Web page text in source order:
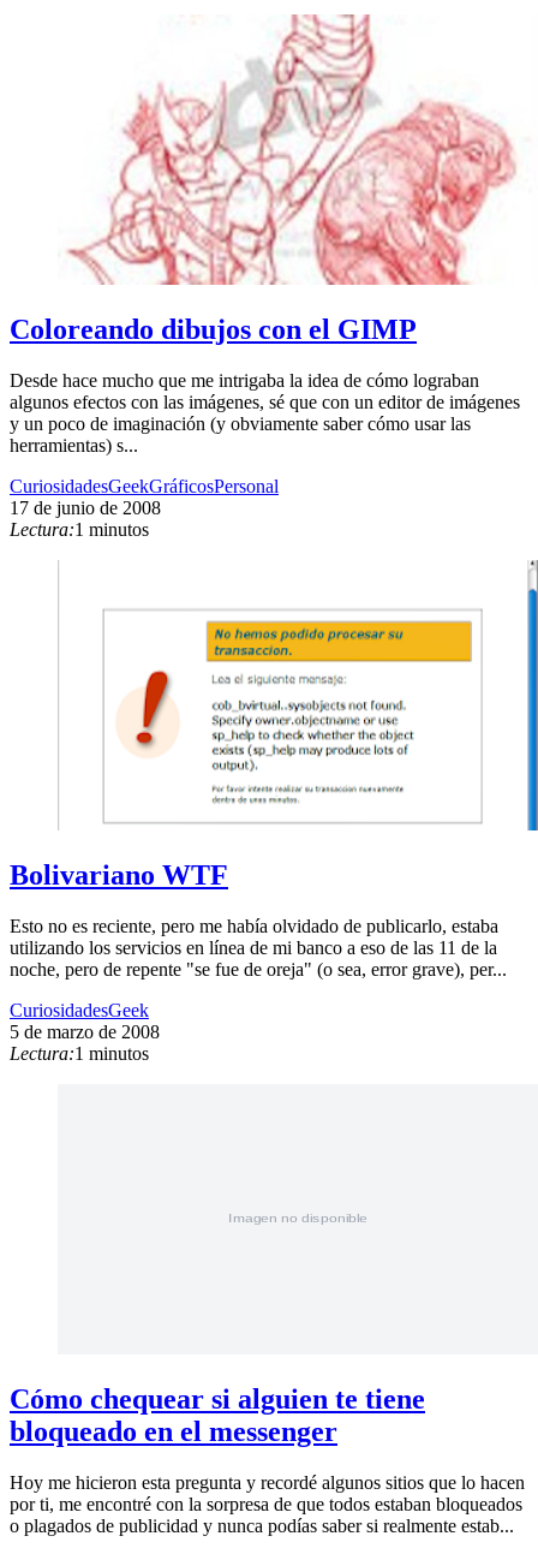
Coloreando dibujos con el GIMP
Desde hace mucho que me intrigaba la idea de cómo lograban
algunos efectos con las imágenes, sé que con un editor de imágenes
y un poco de imaginación (y obviamente saber cómo usar las
herramientas) s...
CuriosidadesGeekGráficosPersonal
17 de junio de 2008
Lectura:1 minutos
Bolivariano WTF
Esto no es reciente, pero me había olvidado de publicarlo, estaba
utilizando los servicios en línea de mi banco a eso de las 11 de la
noche, pero de repente "se fue de oreja" (o sea, error grave), per...
CuriosidadesGeek
5 de marzo de 2008
Lectura:1 minutos
Cómo chequear si alguien te tiene
bloqueado en el messenger
Hoy me hicieron esta pregunta y recordé algunos sitios que lo hacen
por ti, me encontré con la sorpresa de que todos estaban bloqueados
o plagados de publicidad y nunca podías saber si realmente estab...